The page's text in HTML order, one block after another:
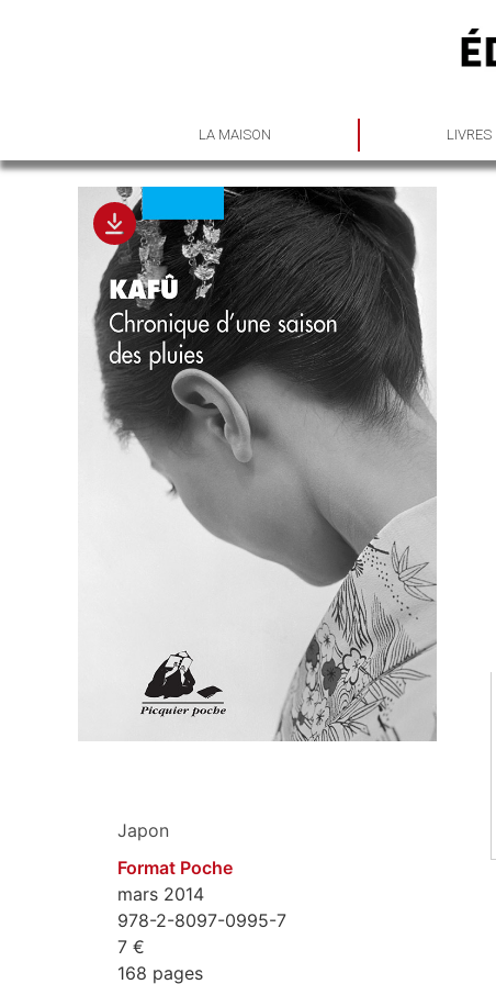
LA MAISON LIVRES
Japon
Format Poche
mars 2014
978-2-8097-0995-7
7 €
168 pages